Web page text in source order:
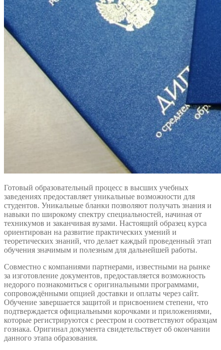
Готовый образовательный процесс в высших учебных
заведениях предоставляет уникальные возможности для
студентов. Уникальные бланки позволяют получать знания и
навыки по широкому спектру специальностей, начиная от
техникумов и заканчивая вузами. Настоящий образец курса
ориентирован на развитие практических умений и
теоретических знаний, что делает каждый проведенный этап
обучения значимым и полезным для дальнейшей работы.
Совместно с компаниями партнерами, известными на рынке
за изготовление документов, предоставляется возможность
недорого познакомиться с оригинальными программами,
сопровождёнными опцией доставки и оплаты через сайт.
Обучение завершается защитой и присвоением степени, что
подтверждается официальными корочками и приложениями,
которые регистрируются с реестром и соответствуют образцам
гознака. Оригинал документа свидетельствует об окончании
данного этапа образования.